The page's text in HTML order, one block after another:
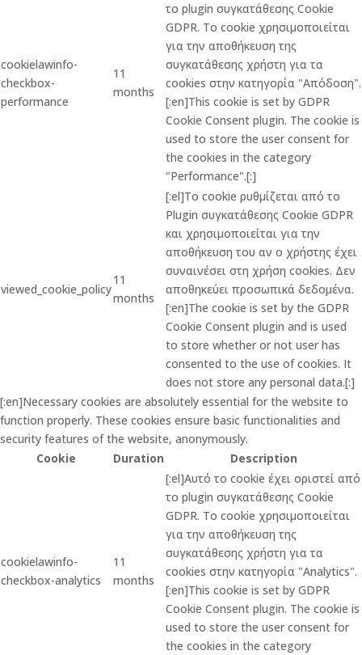
cookielawinfo-
checkbox-
performance
11
months
το plugin συγκατάθεσης Cookie
GDPR. Το cookie χρησιμοποιείται
για την αποθήκευση της
συγκατάθεσης χρήστη για τα
cookies στην κατηγορία "Απόδοση".
[:en]This cookie is set by GDPR
Cookie Consent plugin. The cookie is
used to store the user consent for
the cookies in the category
"Performance".[:]
viewed_cookie_policy
11
months
[:el]Το cookie ρυθμίζεται από το
Plugin συγκατάθεσης Cookie GDPR
και χρησιμοποιείται για την
αποθήκευση του αν ο χρήστης έχει
συναινέσει στη χρήση cookies. Δεν
αποθηκεύει προσωπικά δεδομένα.
[:en]The cookie is set by the GDPR
Cookie Consent plugin and is used
to store whether or not user has
consented to the use of cookies. It
does not store any personal data.[:]
[:en]Necessary cookies are absolutely essential for the website to
function properly. These cookies ensure basic functionalities and
security features of the website, anonymously.
Cookie
Duration Description
cookielawinfo-
checkbox-analytics
11
months
[:el]Αυτό το cookie έχει οριστεί από
το plugin συγκατάθεσης Cookie
GDPR. Το cookie χρησιμοποιείται
για την αποθήκευση της
συγκατάθεσης χρήστη για τα
cookies στην κατηγορία "Analytics".
[:en]This cookie is set by GDPR
Cookie Consent plugin. The cookie is
used to store the user consent for
the cookies in the category